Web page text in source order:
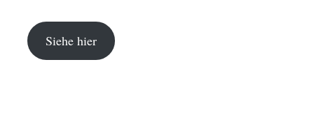
Siehe hier